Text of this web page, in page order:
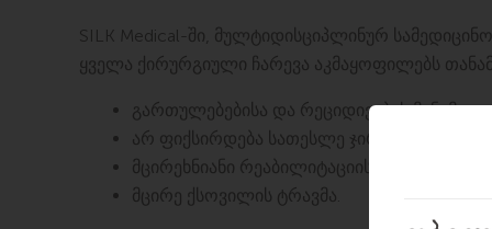
SILK Medical-ში, მულტიდისციპლინურ
ყველა ქირურგიული ჩარევა აკმაყოფილებს
გართულებებისა და რეციდივების
არ ფიქსირდება სათესლე ჯირკვლის
მცირეხნიანი რეაბილიტაციის პერიოდი
მცირე ქსოვილის ტრავმა.